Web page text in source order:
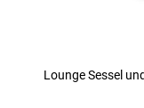
Lounge Sessel